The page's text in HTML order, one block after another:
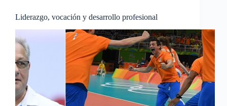
Liderazgo, vocación y desarrollo profesional